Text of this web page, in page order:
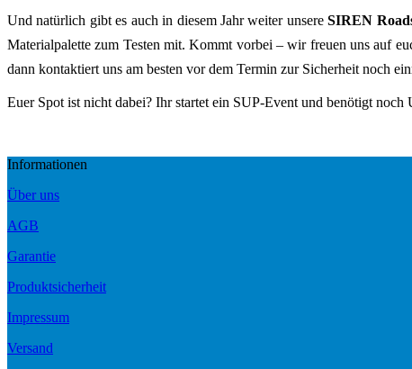
Und natürlich gibt es auch in diesem Jahr weiter unsereSIREN
Materialpalette zum Testen mit. Kommt vorbei – wir freuen uns auf
dann kontaktiert uns am besten vor dem Termin zur Sicherheit noch
Euer Spot ist nicht dabei? Ihr startet ein SUP-Event und benötigt noch
Informationen
Über uns
AGB
Garantie
Produktsicherheit
Impressum
Versand